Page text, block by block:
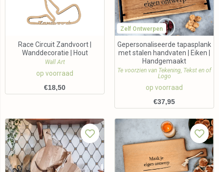
Race Circuit Zandvoort |
Wanddecoratie | Hout
Wall Art
op voorraad
€18,50
Zelf Ontwerpen
Gepersonaliseerde tapasplank
met stalen handvaten | Eiken |
Handgemaakt
Te voorzien van Tekening, Tekst en of
Logo
op voorraad
€37,95